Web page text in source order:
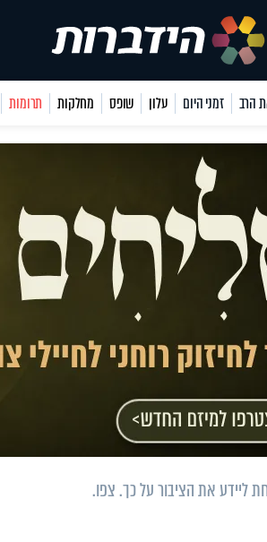
הרב זמני היום עלון שופס מחלקות תרומות
ליידע את הציבור על כך. צפו.